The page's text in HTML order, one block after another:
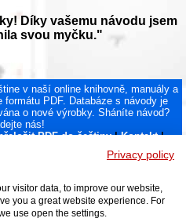
Díky vašemu návodu jsem
svou myčku."
v naší online knihovně, manuály a
PDF. Databáze s návody je
o nové výrobky. Sháníte návod?
nás!
PDF do češtiny|Kontakt |
Privacy policy
visitor data, to improve our website,
you a great website experience. For
use open the settings.